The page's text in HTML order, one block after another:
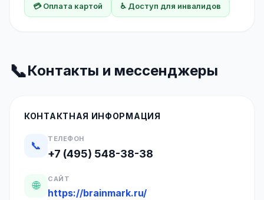
💳 Оплата картой ♿ Доступ для инвалидов
📞Контакты и мессенджеры
КОНТАКТНАЯ ИНФОРМАЦИЯ
📞
ТЕЛЕФОН
+7 (495) 548-38-38
🌐
САЙТ
https://brainmark.ru/